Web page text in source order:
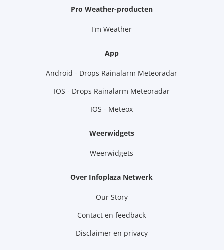
Pro Weather-producten
I'm Weather
App
Android - Drops Rainalarm Meteoradar
IOS - Drops Rainalarm Meteoradar
IOS - Meteox
Weerwidgets
Weerwidgets
Over Infoplaza Netwerk
Our Story
Contact en feedback
Disclaimer en privacy